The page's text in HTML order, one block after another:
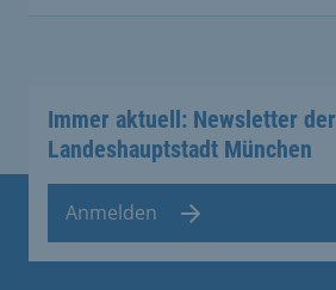
Immer aktuell: Newsletter der
Landeshauptstadt München
Anmelden